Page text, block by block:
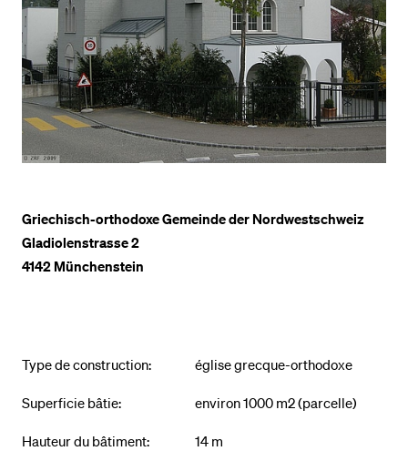
Griechisch-orthodoxe Gemeinde der Nordwestschweiz
Gladiolenstrasse 2
4142 Münchenstein
Type de construction: église grecque-orthodoxe
Superficie bâtie: environ 1000 m2 (parcelle)
Hauteur du bâtiment: 14 m
POPULAR CONTENT
Vorlesungsverzeichnis
Bibliothek
Sportangebot
Anmeldung und Zulassung